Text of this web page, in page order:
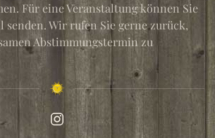
Für eine Veranstaltung können Sie
senden. Wir rufen Sie gerne zurück,
Abstimmungstermin zu